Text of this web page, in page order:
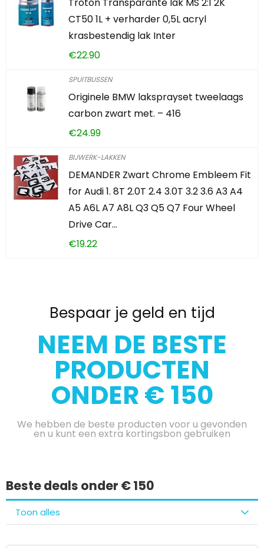
CT50 1L + verharder 0,5L acryl
krasbestendig lak Inter
€22.90
SPUITBUSSEN
Originele BMW laksprayset tweelaags
carbon zwart met. – 416
€24.99
BIJWERK-LAKKEN
DEMANDER Zwart Chrome Embleem Fit
for Audi 1. 8T 2.0T 2.4 3.0T 3.2 3.6 A3 A4
A5 A6L A7 A8L Q3 Q5 Q7 Four Wheel
Drive Car…
€19.22
Bespaar je geld en tijd
NEEM DE BESTE
PRODUCTEN
ONDER € 150
We hebben de beste producten voor u gevonden
en u kunt een extra kortingsbon gebruiken
Beste deals onder € 150
Toon alles